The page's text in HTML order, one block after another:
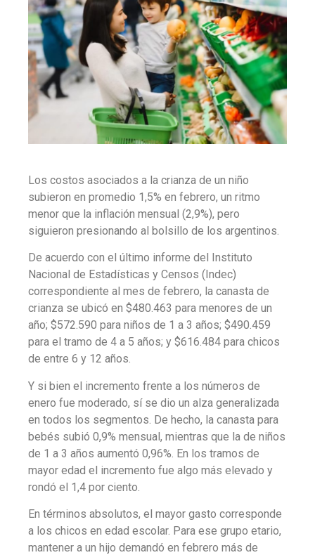
Los costos asociados a la crianza de un niño
subieron en promedio 1,5% en febrero, un ritmo
menor que la inflación mensual (2,9%), pero
siguieron presionando al bolsillo de los argentinos.
De acuerdo con el último informe del Instituto
Nacional de Estadísticas y Censos (Indec)
correspondiente al mes de febrero, la canasta de
crianza se ubicó en $480.463 para menores de un
año; $572.590 para niños de 1 a 3 años; $490.459
para el tramo de 4 a 5 años; y $616.484 para chicos
de entre 6 y 12 años.
Y si bien el incremento frente a los números de
enero fue moderado, sí se dio un alza generalizada
en todos los segmentos. De hecho, la canasta para
bebés subió 0,9% mensual, mientras que la de niños
de 1 a 3 años aumentó 0,96%. En los tramos de
mayor edad el incremento fue algo más elevado y
rondó el 1,4 por ciento.
En términos absolutos, el mayor gasto corresponde
a los chicos en edad escolar. Para ese grupo etario,
mantener a un hijo demandó en febrero más de